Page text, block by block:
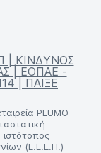
| ΚΙΝΔΥΝΟΣ
| ΕΟΠΑΕ -
| ΠΑΙΞΕ
PLUMO
(Ε.Ε.Ε.Π.)